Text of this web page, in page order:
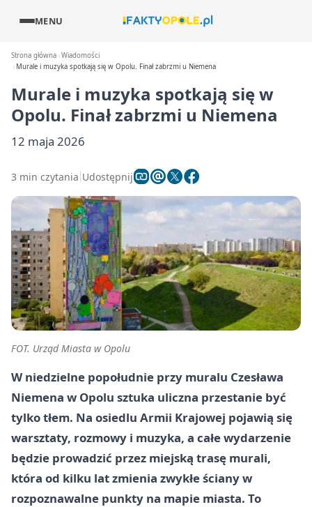
MENU
Strona główna Wiadomości
Murale i muzyka spotkają się w Opolu. Finał zabrzmi u Niemena
Murale i muzyka spotkają się w
Opolu. Finał zabrzmi u Niemena
12 maja 2026
3 min czytania Udostępnij
FOT. Urząd Miasta w Opolu
W niedzielne popołudnie przy muralu Czesława
Niemena w Opolu sztuka uliczna przestanie być
tylko tłem. Na osiedlu Armii Krajowej pojawią się
warsztaty, rozmowy i muzyka, a całe wydarzenie
będzie prowadzić przez miejską trasę murali,
która od kilku lat zmienia zwykłe ściany w
rozpoznawalne punkty na mapie miasta. To